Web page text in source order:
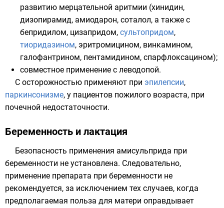
развитию мерцательной аритмии (хинидин,
дизопирамид, амиодарон, соталол, а также с
бепридилом, цизапридом, сультопридом,
тиоридазином, эритромицином, винкамином,
галофантрином, пентамидином, спарфлоксацином);
совместное применение с леводопой.
С осторожностью применяют при эпилепсии,
паркинсонизме, у пациентов пожилого возраста, при
почечной недостаточности.
Беременность и лактация
Безопасность применения амисульприда при
беременности не установлена. Следовательно,
применение препарата при беременности не
рекомендуется, за исключением тех случаев, когда
предполагаемая польза для матери оправдывает